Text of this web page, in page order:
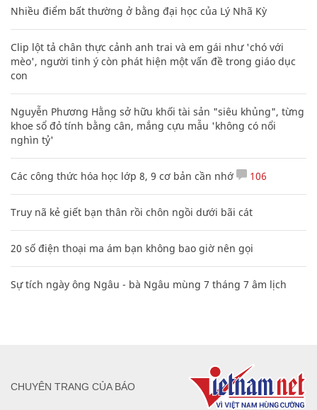
Nhiều điểm bất thường ở bằng đại học của Lý Nhã Kỳ
Clip lột tả chân thực cảnh anh trai và em gái như 'chó với
mèo', người tinh ý còn phát hiện một vấn đề trong giáo dục
con
Nguyễn Phương Hằng sở hữu khối tài sản "siêu khủng", từng
khoe sổ đỏ tính bằng cân, mắng cựu mẫu 'không có nổi
nghìn tỷ'
Các công thức hóa học lớp 8, 9 cơ bản cần nhớ 106
Truy nã kẻ giết bạn thân rồi chôn ngồi dưới bãi cát
20 số điện thoại ma ám bạn không bao giờ nên gọi
Sự tích ngày ông Ngâu - bà Ngâu mùng 7 tháng 7 âm lịch
CHUYÊN TRANG CỦA BÁO